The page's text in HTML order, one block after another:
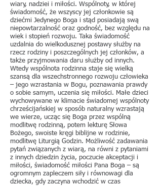
wiary, nadziei i miłości. Wspólnoty, w której
świadomość, że wszyscy jej członkowie są
dziećmi Jedynego Boga i stąd posiadają swą
niepowtarzalność oraz godność, bez względu na
wiek i stopień rozwoju. Taka świadomość
uzdalnia do wielkodusznej postawy służby na
rzecz rodziny i poszczególnych jej członków, a
także przyjmowania daru służby od innych.
Wtedy wspólnota rodzinna staje się wielką
szansą dla wszechstronnego rozwoju człowieka
– jego wzrastania w Bogu, poznawania prawdy
o sobie samym, uczenia się miłości. Małe dzieci
wychowywane w klimacie świadomej wspólnoty
chrześcijańskiej w sposób naturalny wzrastają
we wierze, ucząc się Boga przez wspólną
modlitwę rodzinną, potem lekturę Słowa
Bożego, swoiste kręgi biblijne w rodzinie,
modlitwę Liturgią Godzin. Możliwość zadawania
pytań związanych z wiarą, na równi z pytaniami
z innych dziedzin życia, poczucie akceptacji i
miłości, świadomość miłości Pana Boga – są
ogromnym zapleczem siły i równowagi dla
dziecka, gdy zaczyna wchodzić w czas